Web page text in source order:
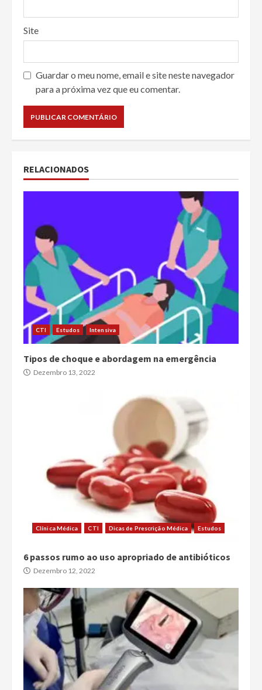
Site
Guardar o meu nome, email e site neste navegador
para a próxima vez que eu comentar.
RELACIONADOS
CTI Estudos Intensiva
Tipos de choque e abordagem na emergência
Dezembro 13, 2022
Clínica Médica CTI Dicas de Prescrição Médica Estudos
6 passos rumo ao uso apropriado de antibióticos
Dezembro 12, 2022